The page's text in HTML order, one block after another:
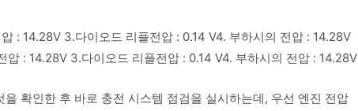
: 14.28V 3.다이오드 리플전압 : 0.14 V4. 부하시의 전압 : 14.28V
압 : 14.28V 3.다이오드 리플전압 : 0.14 V4. 부하시의 전압 : 14.28V
확인한 후 바로 충전 시스템 점검을 실시하는데, 우선 엔진 전압